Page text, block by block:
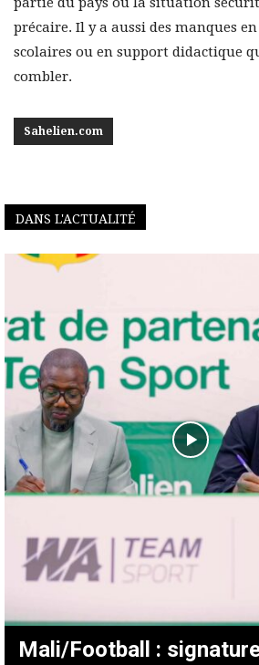
précaire. Il y a aussi des manques
scolaires ou en support didactique
combler.
Sahelien.com
DANS L'ACTUALITÉ
Mali/Football :